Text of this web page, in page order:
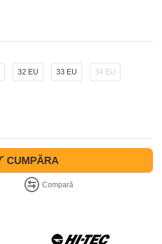
32 EU 33 EU 34 EU
CUMPĂRA
Compară